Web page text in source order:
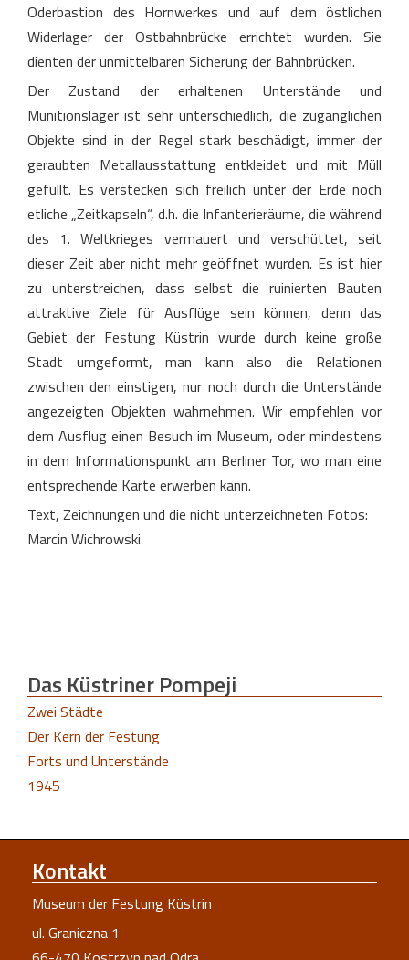
Oderbastion des Hornwerkes und auf dem östlichen
Widerlager der Ostbahnbrücke errichtet wurden. Sie
dienten der unmittelbaren Sicherung der Bahnbrücken.
Der Zustand der erhaltenen Unterstände und
Munitionslager ist sehr unterschiedlich, die zugänglichen
Objekte sind in der Regel stark beschädigt, immer der
geraubten Metallausstattung entkleidet und mit Müll
gefüllt. Es verstecken sich freilich unter der Erde noch
etliche „Zeitkapseln“, d.h. die Infanterieräume, die während
des 1. Weltkrieges vermauert und verschüttet, seit
dieser Zeit aber nicht mehr geöffnet wurden. Es ist hier
zu unterstreichen, dass selbst die ruinierten Bauten
attraktive Ziele für Ausflüge sein können, denn das
Gebiet der Festung Küstrin wurde durch keine große
Stadt umgeformt, man kann also die Relationen
zwischen den einstigen, nur noch durch die Unterstände
angezeigten Objekten wahrnehmen. Wir empfehlen vor
dem Ausflug einen Besuch im Museum, oder mindestens
in dem Informationspunkt am Berliner Tor, wo man eine
entsprechende Karte erwerben kann.
Text, Zeichnungen und die nicht unterzeichneten Fotos:
Marcin Wichrowski
Das Küstriner Pompeji
Zwei Städte
Der Kern der Festung
Forts und Unterstände
1945
Kontakt
Museum der Festung Küstrin
ul. Graniczna 1